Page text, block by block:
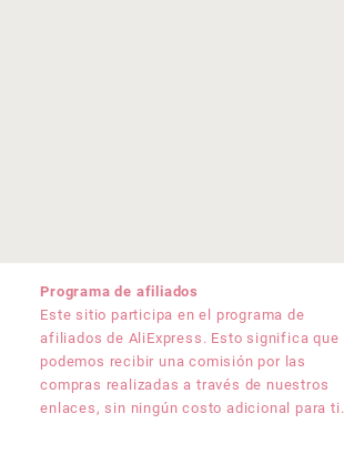
Programa de afiliados
Este sitio participa en el programa de
afiliados de AliExpress. Esto significa que
podemos recibir una comisión por las
compras realizadas a través de nuestros
enlaces, sin ningún costo adicional para ti.